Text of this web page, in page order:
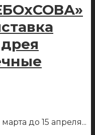
до 15 апреля...